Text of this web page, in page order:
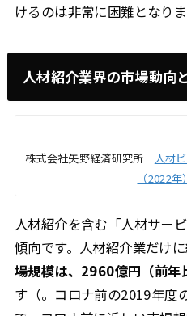
けるのは非常に困難となりま
人材紹介業界の市場動向
株式会社矢野経済研究所「人材
（2022年）
人材紹介を含む「人材サー
傾向です。人材紹介業だけ
場規模は、2960億円（前年
す（。コロナ前の2019年度